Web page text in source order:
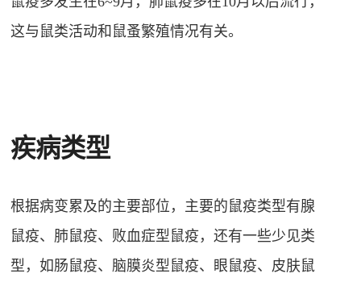
这与鼠类活动和鼠蚤繁殖情况有关。
疾病类型
根据病变累及的主要部位，主要的鼠疫类型有腺
鼠疫、肺鼠疫、败血症型鼠疫，还有一些少见类
型，如肠鼠疫、脑膜炎型鼠疫、眼鼠疫、皮肤鼠